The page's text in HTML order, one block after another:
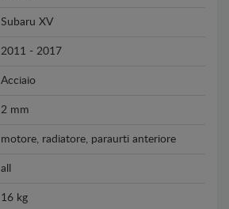
Subaru XV
2011 - 2017
Acciaio
2 mm
motore, radiatore, paraurti anteriore
all
16 kg